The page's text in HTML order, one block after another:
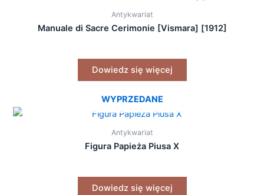
Antykwariat
Manuale di Sacre Cerimonie [Vismara] [1912]
Dowiedz się więcej
WYPRZEDANE
Antykwariat
Figura Papieża Piusa X
Dowiedz się więcej